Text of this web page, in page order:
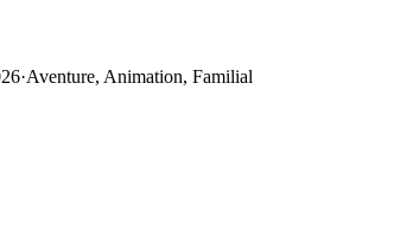
·Aventure, Animation, Familial